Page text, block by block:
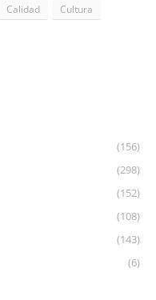
Calidad
Cultura
(156)
(298)
(152)
(108)
(143)
(6)